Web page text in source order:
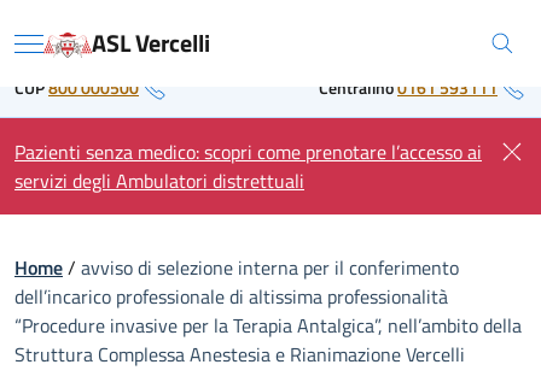
to Regione Piemonte
Menu ASL Vercelli
CUP800 000500 Centralino0161 593111
Pazienti senza medico: scopri come prenotare l’accesso ai
servizi degli Ambulatori distrettuali
Home/ avviso di selezione interna per il conferimento
dell’incarico professionale di altissima professionalità
“Procedure invasive per la Terapia Antalgica”, nell’ambito della
Struttura Complessa Anestesia e Rianimazione Vercelli